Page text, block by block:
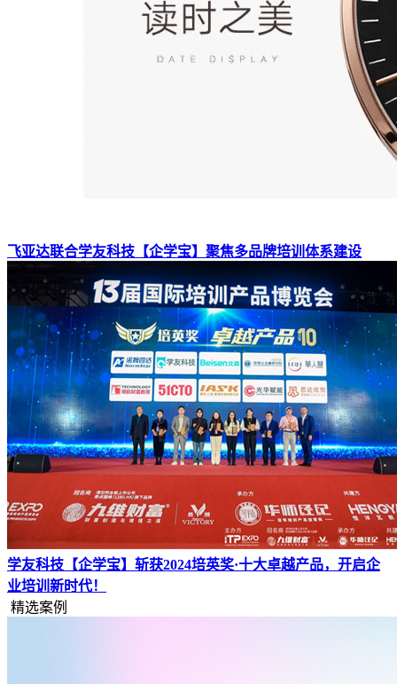
飞亚达联合学友科技【企学宝】聚焦多品牌培训体系建设
学友科技【企学宝】斩获2024培英奖·十大卓越产品，开启企
业培训新时代！
精选案例